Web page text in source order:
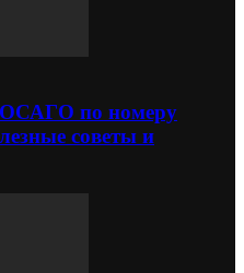
ОСАГО по номеру
советы и